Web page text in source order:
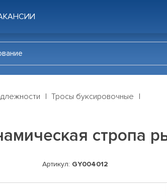
Тросы буксировочные
стропа
Артикул: GY004012